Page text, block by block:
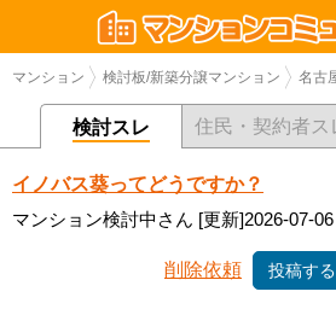
マンション 検討板/新築分譲マンション 名古
検討スレ 住民・契約者ス
イノバス葵ってどうですか？
マンション検討中さん [更新]2026-07-
削除依頼 投稿する